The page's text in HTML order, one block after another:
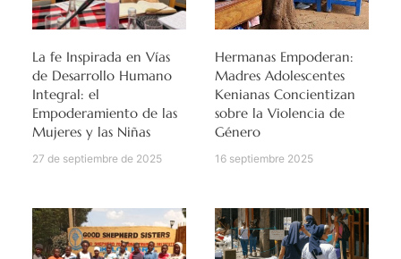
La fe Inspirada en Vías
de Desarrollo Humano
Integral: el
Empoderamiento de las
Mujeres y las Niñas
27 de septiembre de 2025
Hermanas Empoderan:
Madres Adolescentes
Kenianas Concientizan
sobre la Violencia de
Género
16 septiembre 2025